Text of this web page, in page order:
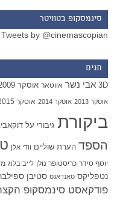
סינמסקופ בטוויטר
Tweets by @cinemascopian
תגים
3D אבי נשר אווטאר אוסקר 2009
אוסקר 2013 אוסקר 2014 אוסקר 2015
ביקורת גיבורי על
הספד הערת שוליים וודי אלן
יוסף סידר כריסטופר נולן לייב בלוג
נטפליקס סאנדאנס סטיבן
פודקאסט סינמסקופ